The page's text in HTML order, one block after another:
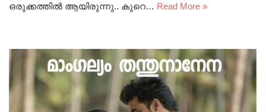
ഒരുക്കത്തിൽ ആയിരുന്നു.. കുറെ… Read More »